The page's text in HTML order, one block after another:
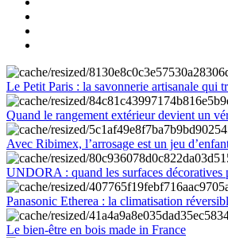
Le Petit Paris : la savonnerie artisanale qui
Quand le rangement extérieur devient un
Avec Ribimex, l’arrosage est un jeu
UNDORA : quand les surfaces décoratives
Panasonic Etherea : la climatisation
Le bien-être en bois made in France